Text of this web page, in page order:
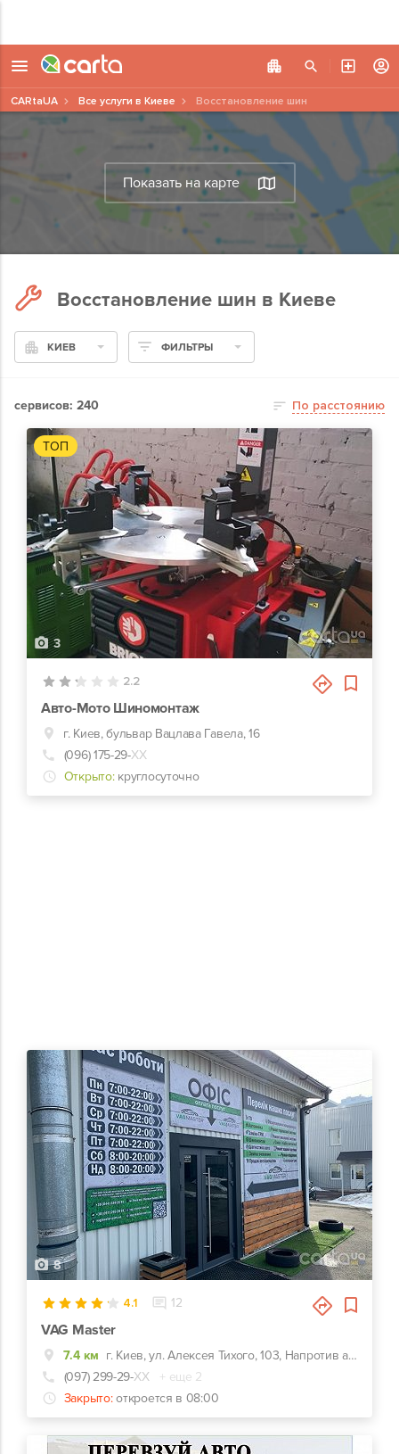
Показать на карте
CARtaUA Все услуги в Киеве Восстановление шин
Восстановление шин в Киеве
КИЕВ ФИЛЬТРЫ
сервисов: 240 По расстоянию
ТОП
3
2.2
Авто-Мото Шиномонтаж
г. Киев, бульвар Вацлава Гавела, 16
(096) 175-29-ХХ
Открыто: круглосуточно
8
4.1 12
VAG Master
7.4 км
г. Киев, ул. Алексея Тихого, 103, Напротив автозаправки KLO
(097) 299-29-ХХ
+ еще 2
Закрыто: откроется в 08:00